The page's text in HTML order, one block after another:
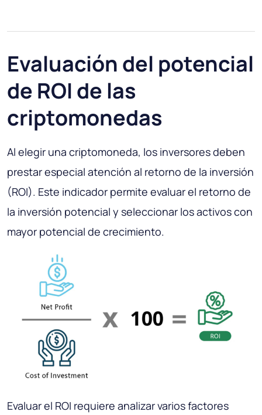
Evaluación del potencial
de ROI de las
criptomonedas
Al elegir una criptomoneda, los inversores deben
prestar especial atención al retorno de la inversión
(ROI). Este indicador permite evaluar el retorno de
la inversión potencial y seleccionar los activos con
mayor potencial de crecimiento.
Evaluar el ROI requiere analizar varios factores